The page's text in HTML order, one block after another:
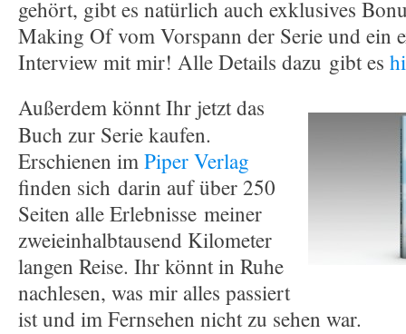
gehört, gibt es natürlich auch exklusives
Making Of vom Vorspann der Serie und ein
Interview mit mir! Alle Details dazu gibt es
Außerdem könnt Ihr jetzt das
Buch zur Serie kaufen.
Erschienen imPiper Verlag
finden sich darin auf über 250
Seiten alle Erlebnisse meiner
zweieinhalbtausend Kilometer
langen Reise. Ihr könnt in Ruhe
nachlesen, was mir alles passiert
ist und im Fernsehen nicht zu sehen war.